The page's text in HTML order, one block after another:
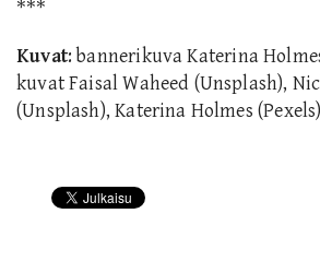
***
Kuvat: bannerikuva Katerina
kuvat Faisal Waheed (Unsplash),
(Unsplash), Katerina Holmes (Pexels)